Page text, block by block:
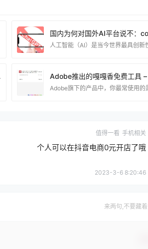
告。
值得一看 手机相关
个人可以在抖音电商0元开店了哦
2023-3-6 8:20:46
来两句,不要藏